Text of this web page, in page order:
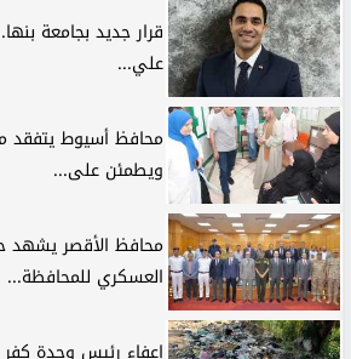
قرار جديد بجامعة
علي...
محافظ أسيوط
ويطمئن على...
محافظ الأقصر يشهد
العسكري للمحافظة...
إعفاء رئيس وحدة كفر